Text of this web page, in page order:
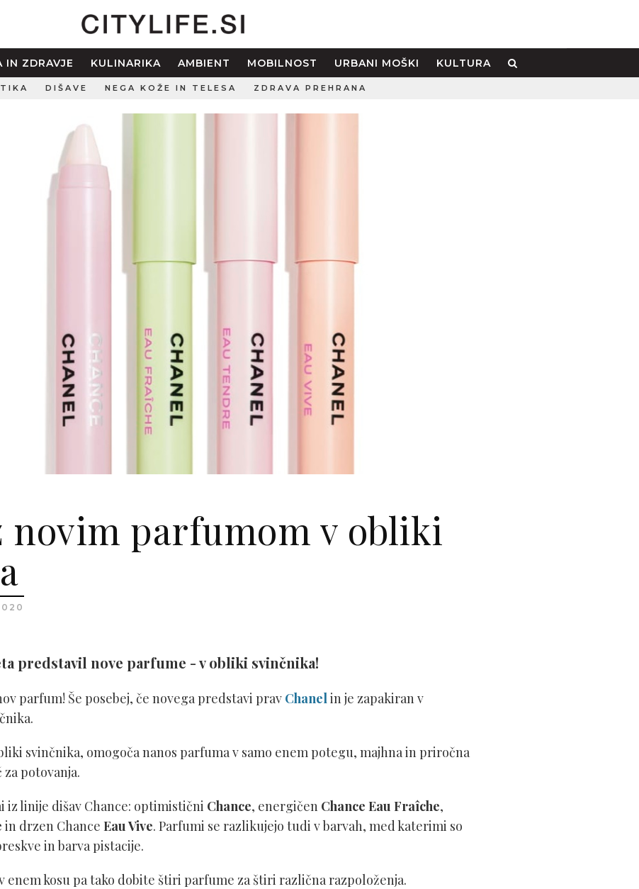
IN ZDRAVJE KULINARIKA AMBIENT MOBILNOST URBANI MOŠKI KULTURA
DIŠAVE NEGA KOŽE IN TELESA ZDRAVA PREHRANA
novim parfumom v obliki
predstavil nove parfume - v obliki svinčnika!
parfum! Še posebej, če novega predstavi prav Chanelin je zapakiran v
svinčnika, omogoča nanos parfuma v samo enem potegu, majhna in priročna
za potovanja.
iz linije dišav Chance: optimistični Chance, energičen Chance Eau Fraîche,
in drzen Chance Eau Vive. Parfumi se razlikujejo tudi v barvah, med katerimi so
in barva pistacije.
enem kosu pa tako dobite štiri parfume za štiri različna razpoloženja.